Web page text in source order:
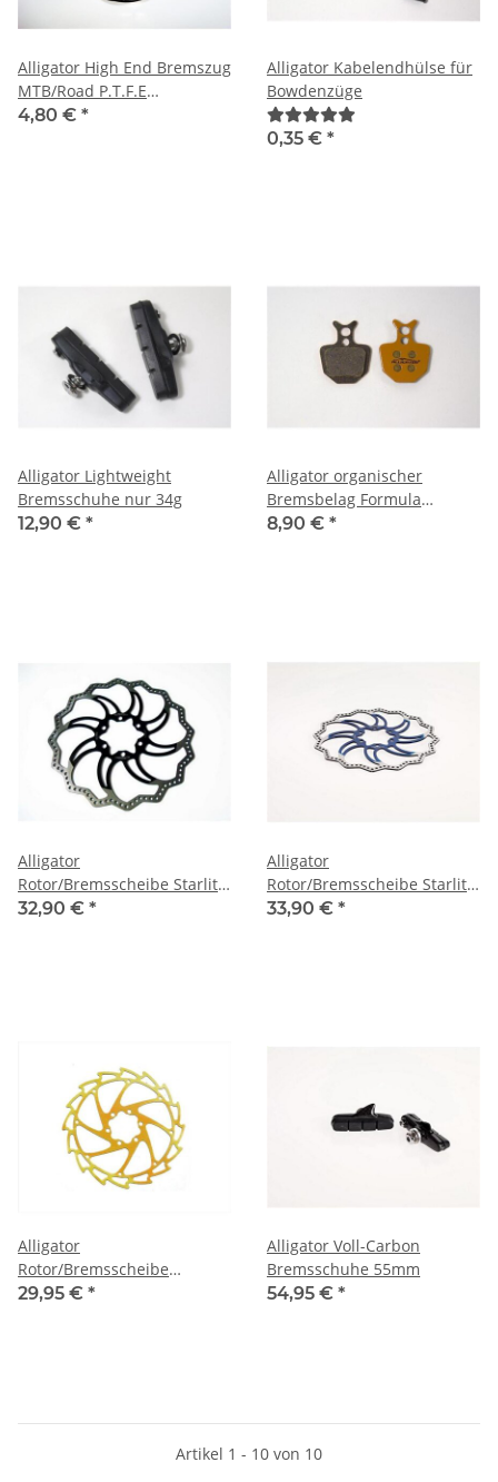
Alligator High End Bremszug
MTB/Road P.T.F.E
beschichtet
4,80 € *
Alligator Kabelendhülse für
Bowdenzüge
0,35 € *
Alligator Lightweight
Bremsschuhe nur 34g
12,90 € *
Alligator organischer
Bremsbelag Formula
ORO/K24/K19
8,90 € *
Alligator
Rotor/Bremsscheibe Starlite
160mm black
32,90 € *
Alligator
Rotor/Bremsscheibe Starlite
180mm Blue
33,90 € *
Alligator
Rotor/Bremsscheibe
Windcutter 160mm Ti/N
29,95 € *
Alligator Voll-Carbon
Bremsschuhe 55mm
54,95 € *
Artikel 1 - 10 von 10